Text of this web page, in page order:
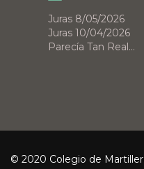
Juras 8/05/2026
Juras 10/04/2026
Parecía Tan Real…
© 2020 Colegio de